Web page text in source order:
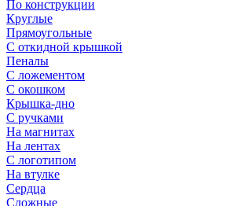
По конструкции
Круглые
Прямоугольные
С откидной крышкой
Пеналы
С ложементом
С окошком
Крышка-дно
С ручками
На магнитах
На лентах
С логотипом
На втулке
Сердца
Сложные